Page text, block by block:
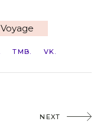
Voyage
TMB VK
NEXT